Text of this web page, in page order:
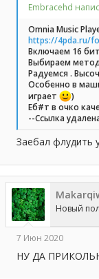
Embracehd
Omnia Music
https://4pda.ru/
Включаем 16
Выбираем
Радуемся .
Особенно в
играет
)
Еб#т в очко
--Ссылка
Заебал флудить
Новый
7 Июн 2020
НУ ДА